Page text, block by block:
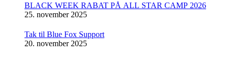
BLACK WEEK RABAT PÅ ALL STAR CAMP 2026
25. november 2025
Tak til Blue Fox Support
20. november 2025